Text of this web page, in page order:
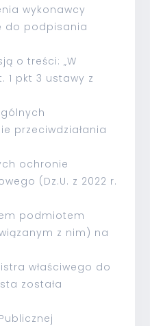
wykonawcy
do podpisania
o treści: „W
1 pkt 3 ustawy z
przeciwdziałania
ochronie
(Dz.U. z 2022 r.
podmiotem
z nim) na
właściwego do
została